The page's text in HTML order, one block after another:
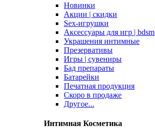
Новинки
Акции | скидки
Sex-игрушки
Аксессуары для игр | bdsm
Украшения интимные
Презервативы
Игры | сувениры
Бад препараты
Батарейки
Печатная продукция
Скоро в продаже
Другое...
Интимная Косметика